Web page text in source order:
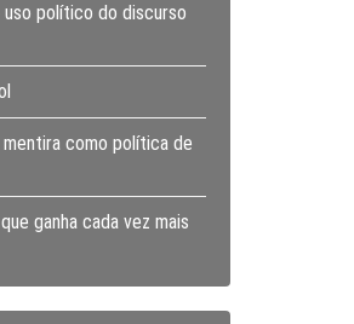
político do discurso
como política de
ganha cada vez mais